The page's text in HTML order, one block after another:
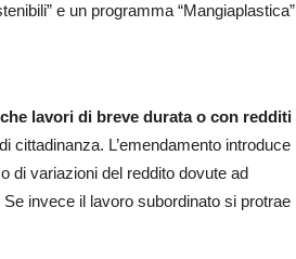
e un programma “Mangiaplastica”
lavori di breve durata o con redditi
cittadinanza. L’emendamento introduce
di variazioni del reddito dovute ad
invece il lavoro subordinato si protrae